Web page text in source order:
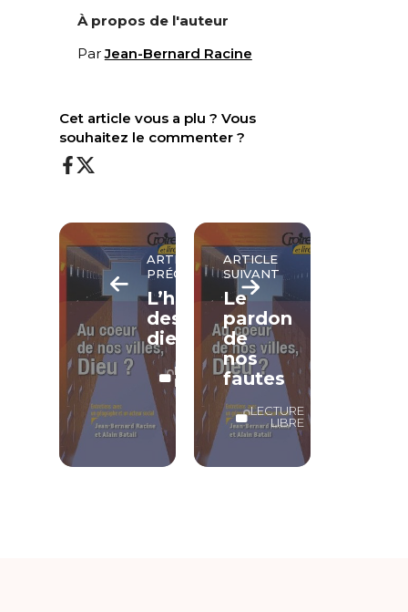
À propos de l'auteur
ParJean-Bernard Racine
Cet article vous a plu ? Vous
souhaitez le commenter ?
ARTICLE
PRÉCÉDENT
L’habitat
des
dieux
LECTURE
LIBRE
ARTICLE
SUIVANT
Le
pardon
de
nos
fautes
LECTURE
LIBRE